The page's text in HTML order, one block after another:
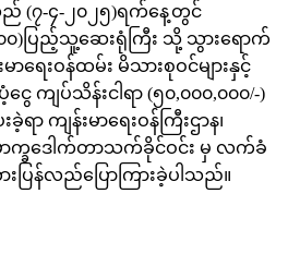
(၇-၄-၂၀၂၅)ရက်နေ့တွင်
၀)ပြည့်သူ့ဆေးရုံကြီး သို့ သွားရောက်
ရေးဝန်ထမ်း မိသားစုဝင်များနှင့်
ကျပ်သိန်းငါရာ (၅၀,၀၀၀,၀၀၀/-)
ရာ ကျန်းမာရေးဝန်ကြီးဌာန၊
ောက္ခဒေါက်တာသက်ခိုင်ဝင်း မှ လက်ခံ
ပြန်လည်ပြောကြားခဲ့ပါသည်။